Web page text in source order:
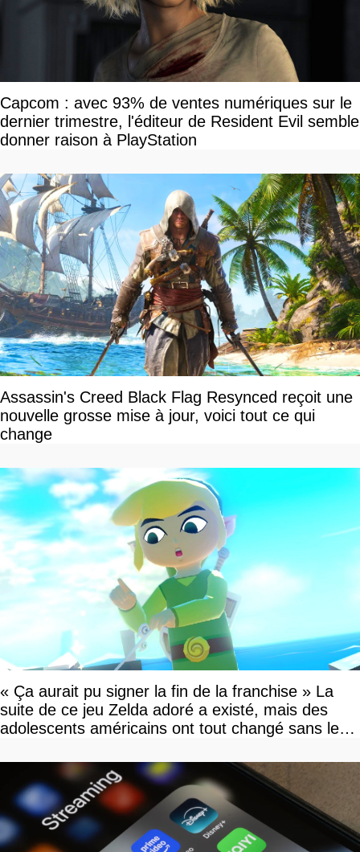
Capcom : avec 93% de ventes numériques sur le
dernier trimestre, l'éditeur de Resident Evil semble
donner raison à PlayStation
Assassin's Creed Black Flag Resynced reçoit une
nouvelle grosse mise à jour, voici tout ce qui
change
« Ça aurait pu signer la fin de la franchise » La
suite de ce jeu Zelda adoré a existé, mais des
adolescents américains ont tout changé sans le